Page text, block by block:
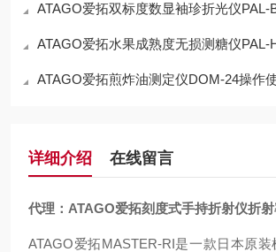
ATAGO爱拓双标度数显袖珍折光仪PAL-
ATAGO爱拓水果成熟度无损测糖仪PAL-HIKARi
ATAGO爱拓煎炸油测定仪DOM-24操作
详细介绍 在线留言
代理：ATAGO爱拓刻度式手持折射仪折
ATAGO爱拓MASTER-RI是一款日本原